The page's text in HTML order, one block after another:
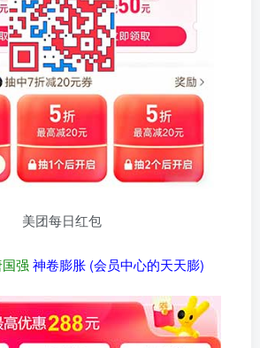
美团每日红包
国强 神卷膨胀 (会员中心的天天膨)